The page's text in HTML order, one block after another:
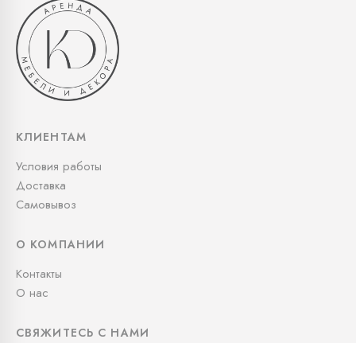
КЛИЕНТАМ
Условия работы
Доставка
Самовывоз
О КОМПАНИИ
Контакты
О нас
СВЯЖИТЕСЬ С НАМИ